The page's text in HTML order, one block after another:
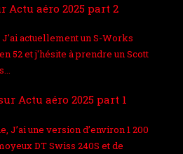
Actu aéro 2025 part 2
actuellement un S-Works
52 et j'hésite à prendre un Scott
Actu aéro 2025 part 1
J’ai une version d’environ 1 200
DT Swiss 240S et de